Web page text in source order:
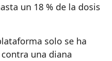
un 18 % de la dosis
solo se ha
una diana